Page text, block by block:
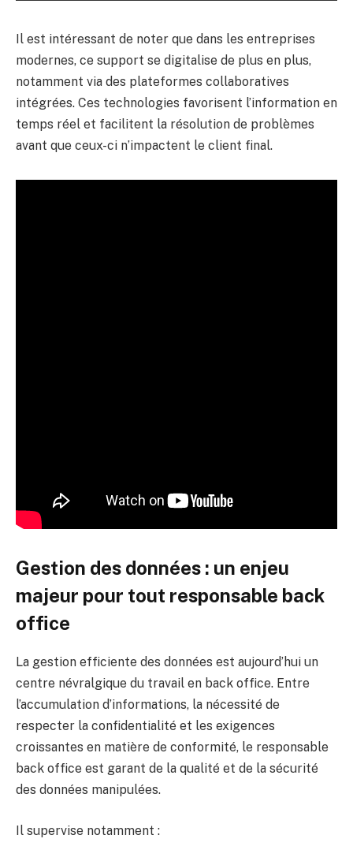
Il est intéressant de noter que dans les entreprises
modernes, ce support se digitalise de plus en plus,
notamment via des plateformes collaboratives
intégrées. Ces technologies favorisent l’information en
temps réel et facilitent la résolution de problèmes
avant que ceux-ci n’impactent le client final.
Gestion des données : un enjeu
majeur pour tout responsable back
office
La gestion efficiente des données est aujourd’hui un
centre névralgique du travail en back office. Entre
l’accumulation d’informations, la nécessité de
respecter la confidentialité et les exigences
croissantes en matière de conformité, le responsable
back office est garant de la qualité et de la sécurité
des données manipulées.
Il supervise notamment :